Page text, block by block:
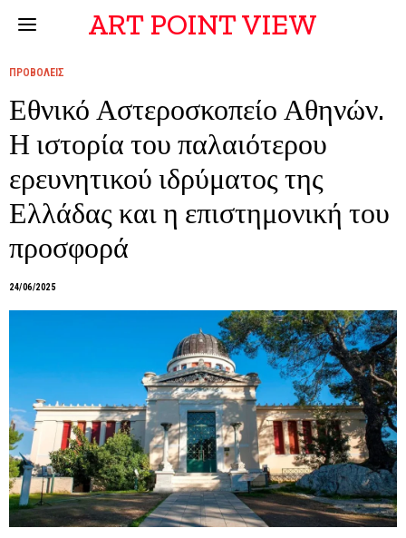
ART POINT VIEW
ΠΡΟΒΟΛΕΙΣ
Εθνικό Αστεροσκοπείο Αθηνών.
Η ιστορία του παλαιότερου
ερευνητικού ιδρύματος της
Ελλάδας και η επιστημονική του
προσφορά
24/06/2025